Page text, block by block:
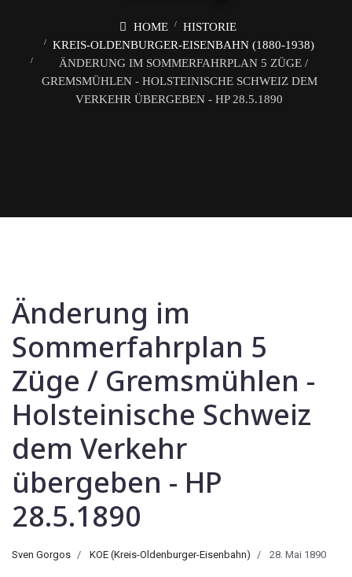
HOME
HISTORIE
KREIS-OLDENBURGER-EISENBAHN (1880-1938)
ÄNDERUNG IM SOMMERFAHRPLAN 5 ZÜGE /
GREMSMÜHLEN - HOLSTEINISCHE SCHWEIZ DEM
VERKEHR ÜBERGEBEN - HP 28.5.1890
Änderung im
Sommerfahrplan 5
Züge / Gremsmühlen -
Holsteinische Schweiz
dem Verkehr
übergeben - HP
28.5.1890
Sven Gorgos KOE (Kreis-Oldenburger-Eisenbahn) 28. Mai 1890